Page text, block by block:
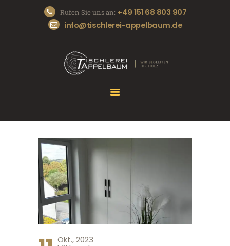
Rufen Sie uns an: +49 151 68 803 907
info@tischlerei-appelbaum.de
START
DIE TISCHLEREI
UNSERE SERVICES
Okt., 2023